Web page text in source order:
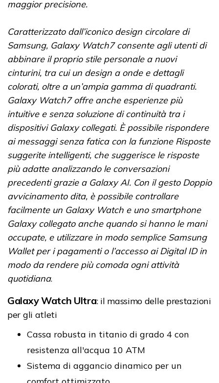
maggior precisione.
Caratterizzato dall’iconico design circolare di
Samsung, Galaxy Watch7 consente agli utenti di
abbinare il proprio stile personale a nuovi
cinturini, tra cui un design a onde e dettagli
colorati, oltre a un’ampia gamma di quadranti.
Galaxy Watch7 offre anche esperienze più
intuitive e senza soluzione di continuità tra i
dispositivi Galaxy collegati. È possibile rispondere
ai messaggi senza fatica con la funzione Risposte
suggerite intelligenti, che suggerisce le risposte
più adatte analizzando le conversazioni
precedenti grazie a Galaxy AI. Con il gesto Doppio
avvicinamento dita, è possibile controllare
facilmente un Galaxy Watch e uno smartphone
Galaxy collegato anche quando si hanno le mani
occupate, e utilizzare in modo semplice Samsung
Wallet per i pagamenti o l’accesso ai Digital ID in
modo da rendere più comoda ogni attività
quotidiana.
Galaxy Watch Ultra: il massimo delle prestazioni
per gli atleti
Cassa robusta in titanio di grado 4 con
resistenza all'acqua 10 ATM
Sistema di aggancio dinamico per un